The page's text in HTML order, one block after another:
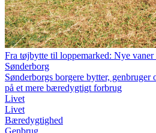
Fra tøjbytte til loppemarked: Nye
Sønderborg
Sønderborgs borgere bytter,
på et mere bæredygtigt forbrug
Livet
Livet
Bæredygtighed
Genbrug